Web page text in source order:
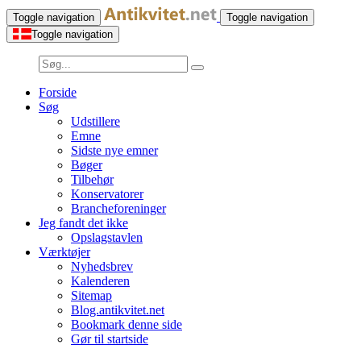
Toggle navigation
Toggle navigation
Toggle navigation
Forside
Søg
Udstillere
Emne
Sidste nye emner
Bøger
Tilbehør
Konservatorer
Brancheforeninger
Jeg fandt det ikke
Opslagstavlen
Værktøjer
Nyhedsbrev
Kalenderen
Sitemap
Blog.antikvitet.net
Bookmark denne side
Gør til startside